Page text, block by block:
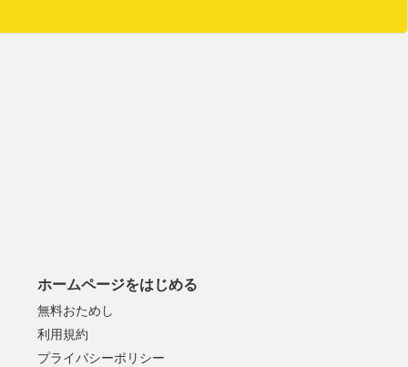
ホームページをはじめる
無料おためし
利用規約
プライバシーポリシー